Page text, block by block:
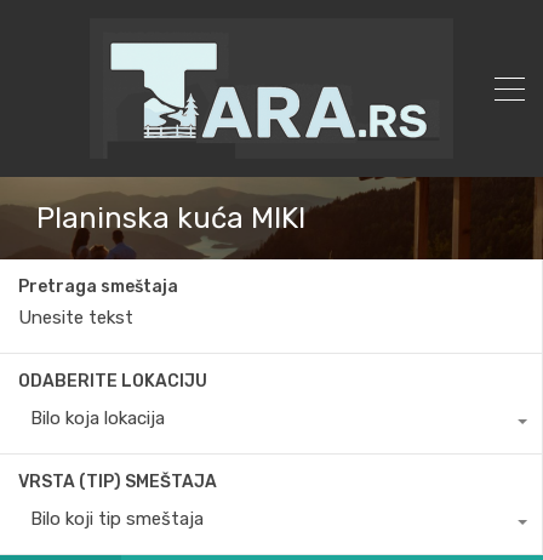
Planinska kuća MIKI
Pretraga smeštaja
ODABERITE LOKACIJU
Bilo koja lokacija
VRSTA (TIP) SMEŠTAJA
Bilo koji tip smeštaja